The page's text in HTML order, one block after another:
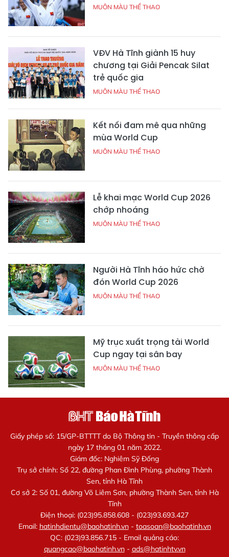
MUÔN MÀU THỂ THAO
VĐV Hà Tĩnh giành 15 huy
chương tại Giải Pencak Silat
trẻ quốc gia
MUÔN MÀU THỂ THAO
Kết nối đam mê qua những
mùa World Cup
MUÔN MÀU THỂ THAO
Lễ khai mạc World Cup 2026
chớp nhoáng
MUÔN MÀU THỂ THAO
Người Hà Tĩnh háo hức chờ
đón World Cup 2026
MUÔN MÀU THỂ THAO
Mỹ trục xuất trọng tài World
Cup ngay tại sân bay
MUÔN MÀU THỂ THAO
Giấy phép số: 15/GP-BTTTT do Bộ Thông tin - Truyền thông cấp
ngày 17 tháng 01 năm 2022.
Giám đốc: Nghiêm Sỹ Đống
Trụ sở chính: Số 22, đường Phan Đình Phùng, phường Thành
Sen, tỉnh Hà Tĩnh
Cơ sở 2: Số 01, đường Võ Liêm Sơn, phường Thành Sen, tỉnh Hà
Tĩnh
Điện thoại: (023)95.858.608 - (023)93.693.427
Email: hatinhdientu@baohatinh.vn- toasoan@baohatinh.vn
QC: (023)93.856.715 - Email quảng cáo:
quangcao@baohatinh.vn- ads@hatinhtv.vn